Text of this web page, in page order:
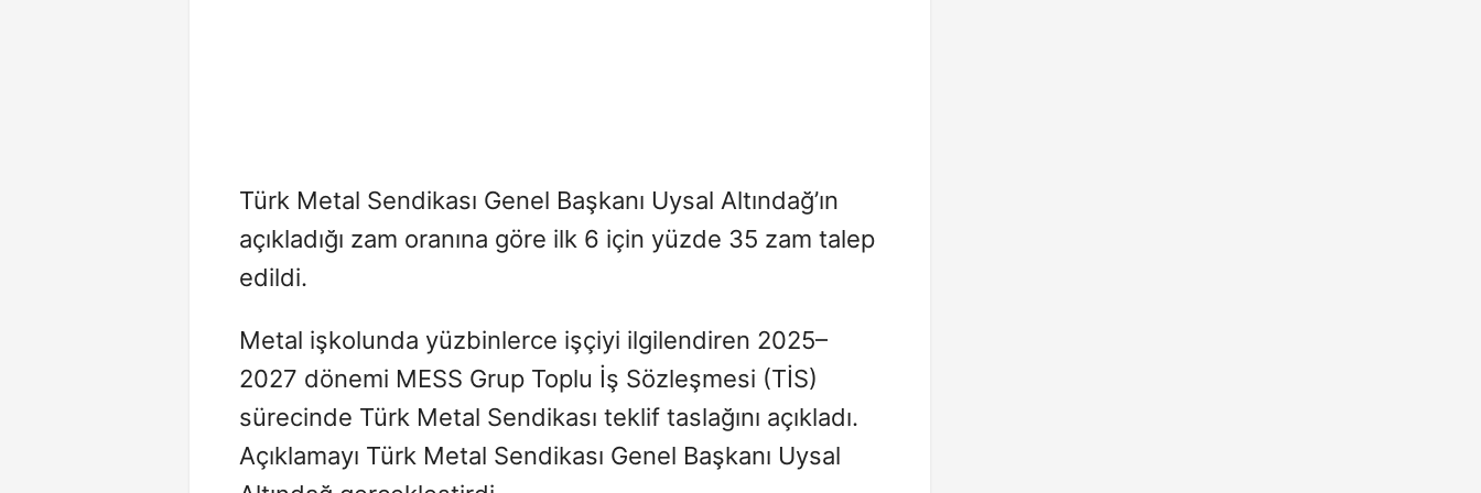
Türk Metal Sendikası Genel Başkanı Uysal Altındağ’ın
açıkladığı zam oranına göre ilk 6 için yüzde 35 zam talep
edildi.
Metal işkolunda yüzbinlerce işçiyi ilgilendiren 2025–
2027 dönemi MESS Grup Toplu İş Sözleşmesi (TİS)
sürecinde Türk Metal Sendikası teklif taslağını açıkladı.
Açıklamayı Türk Metal Sendikası Genel Başkanı Uysal